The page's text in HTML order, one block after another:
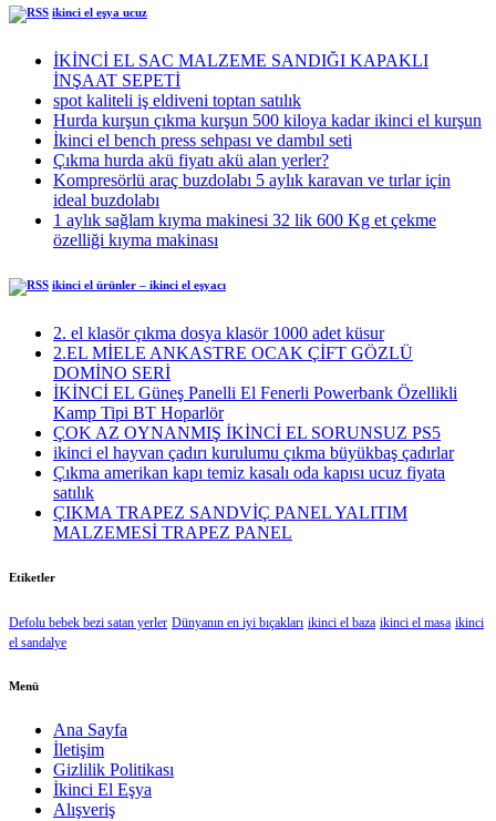
ikinci el eşya ucuz
İKİNCİ EL SAC MALZEME SANDIĞI KAPAKLI
İNŞAAT SEPETİ
spot kaliteli iş eldiveni toptan satılık
Hurda kurşun çıkma kurşun 500 kiloya kadar ikinci el kurşun
İkinci el bench press sehpası ve dambıl seti
Çıkma hurda akü fiyatı akü alan yerler?
Kompresörlü araç buzdolabı 5 aylık karavan ve tırlar için
ideal buzdolabı
1 aylık sağlam kıyma makinesi 32 lik 600 Kg et çekme
özelliği kıyma makinası
ikinci el ürünler – ikinci el eşyacı
2. el klasör çıkma dosya klasör 1000 adet küsur
2.EL MİELE ANKASTRE OCAK ÇİFT GÖZLÜ
DOMİNO SERİ
İKİNCİ EL Güneş Panelli El Fenerli Powerbank Özellikli
Kamp Tipi BT Hoparlör
ÇOK AZ OYNANMIŞ İKİNCİ EL SORUNSUZ PS5
ikinci el hayvan çadırı kurulumu çıkma büyükbaş çadırlar
Çıkma amerikan kapı temiz kasalı oda kapısı ucuz fiyata
satılık
ÇIKMA TRAPEZ SANDVİÇ PANEL YALITIM
MALZEMESİ TRAPEZ PANEL
Etiketler
Defolu bebek bezi satan yerler Dünyanın en iyi bıçakları ikinci el baza ikinci el masa ikinci
el sandalye
Menü
Ana Sayfa
İletişim
Gizlilik Politikası
İkinci El Eşya
Alışveriş